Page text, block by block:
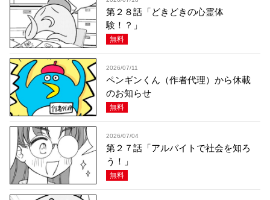
第２８話「どきどきの心霊体
験！？」
無料
2026/07/11
ペンギンくん（作者代理）から休載
のお知らせ
無料
2026/07/04
第２７話「アルバイトで社会を知ろ
う！」
無料